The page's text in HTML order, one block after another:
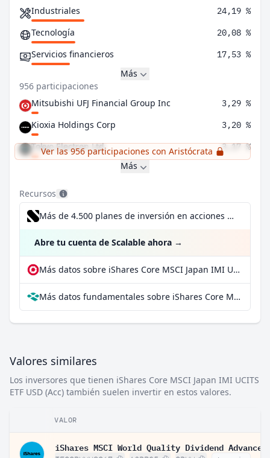
Industriales
24,19 %
Tecnología 20,08 %
Servicios financieros 17,53 %
Más
956 participaciones
Mitsubishi UFJ Financial Group Inc
3,29 %
Kioxia Holdings Corp 3,20 %
Tokyo Electron Ltd 3,17 %
Ver las 956 participaciones con Aristócrata
Más
Recursos
Más de 4.500 planes de inversión en acciones desde 1 €
Abre tu cuenta de Scalable ahora →
Más datos sobre iShares Core MSCI Japan IMI UCITS ETF USD (Acc) en extraETF
Más datos fundamentales sobre iShares Core MSCI Japan IMI UCITS ETF USD (Acc) en Parqet
Valores similares
Los inversores que tienen iShares Core MSCI Japan IMI UCITS
ETF USD (Acc) también suelen invertir en estos valores.
VALOR